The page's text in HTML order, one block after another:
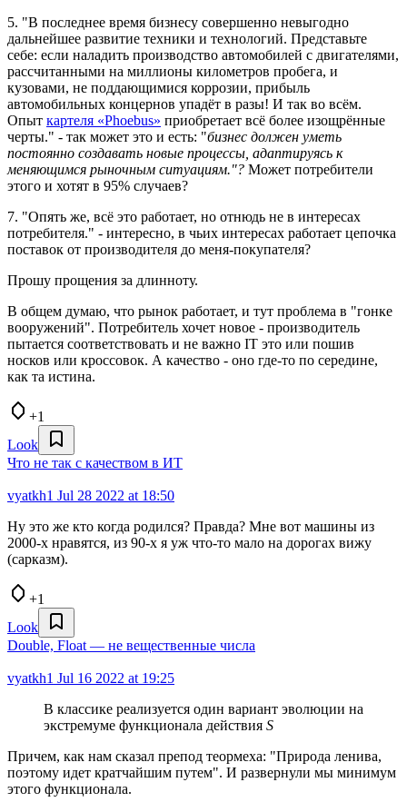
5. "В последнее время бизнесу совершенно невыгодно
дальнейшее развитие техники и технологий. Представьте
себе: если наладить производство автомобилей с двигателями,
рассчитанными на миллионы километров пробега, и
кузовами, не поддающимися коррозии, прибыль
автомобильных концернов упадёт в разы! И так во всём.
Опыт картеля «Phoebus» приобретает всё более изощрённые
черты." - так может это и есть: "бизнес должен уметь
постоянно создавать новые процессы, адаптируясь к
меняющимся рыночным ситуациям."? Может потребители
этого и хотят в 95% случаев?
7. "Опять же, всё это работает, но отнюдь не в интересах
потребителя." - интересно, в чьих интересах работает цепочка
поставок от производителя до меня-покупателя?
Прошу прощения за длинноту.
В общем думаю, что рынок работает, и тут проблема в "гонке
вооружений". Потребитель хочет новое - производитель
пытается соответствовать и не важно IT это или пошив
носков или кроссовок. А качество - оно где-то по середине,
как та истина.
+1
Look
Что не так с качеством в ИТ
vyatkh1 Jul 28 2022 at 18:50
Ну это же кто когда родился? Правда? Мне вот машины из
2000-х нравятся, из 90-х я уж что-то мало на дорогах вижу
(сарказм).
+1
Look
Double, Float — не вещественные числа
vyatkh1 Jul 16 2022 at 19:25
В классике реализуется один вариант эволюции на
экстремуме функционала действия S
Причем, как нам сказал препод теормеха: "Природа ленива,
поэтому идет кратчайшим путем". И развернули мы минимум
этого функционала.